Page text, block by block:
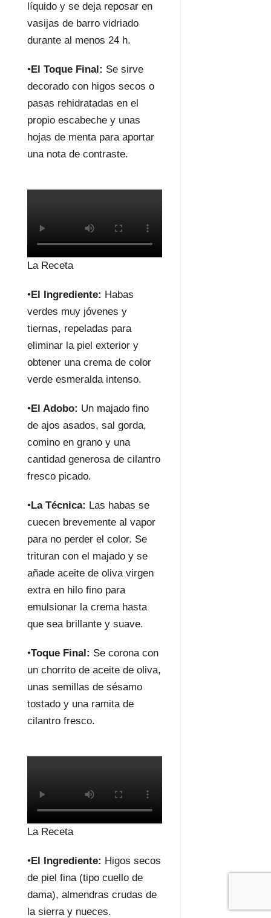
líquido y se deja reposar en
vasijas de barro vidriado
durante al menos 24 h.
•El Toque Final: Se sirve
decorado con higos secos o
pasas rehidratadas en el
propio escabeche y unas
hojas de menta para aportar
una nota de contraste.
La Receta
•El Ingrediente: Habas
verdes muy jóvenes y
tiernas, repeladas para
eliminar la piel exterior y
obtener una crema de color
verde esmeralda intenso.
•El Adobo: Un majado fino
de ajos asados, sal gorda,
comino en grano y una
cantidad generosa de cilantro
fresco picado.
•La Técnica: Las habas se
cuecen brevemente al vapor
para no perder el color. Se
trituran con el majado y se
añade aceite de oliva virgen
extra en hilo fino para
emulsionar la crema hasta
que sea brillante y suave.
•Toque Final: Se corona con
un chorrito de aceite de oliva,
unas semillas de sésamo
tostado y una ramita de
cilantro fresco.
La Receta
•El Ingrediente: Higos secos
de piel fina (tipo cuello de
dama), almendras crudas de
la sierra y nueces.